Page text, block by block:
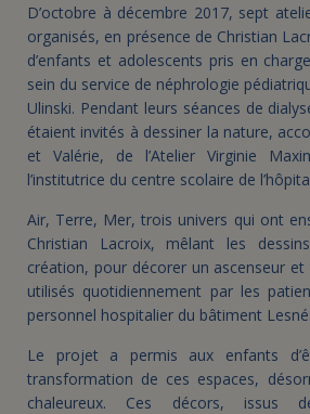
D’octobre à décembre 2017, sept
organisés, en présence de Christian
d’enfants et adolescents pris en
sein du service de néphrologie
Ulinski. Pendant leurs séances de
étaient invités à dessiner la nature,
et Valérie, de l’Atelier Virginie
l’institutrice du centre scolaire de
Air, Terre, Mer, trois univers qui ont
Christian Lacroix, mêlant les
création, pour décorer un ascenseur
utilisés quotidiennement par les
personnel hospitalier du bâtiment Lesné.
Le projet a permis aux enfants
transformation de ces espaces,
chaleureux. Ces décors, issus